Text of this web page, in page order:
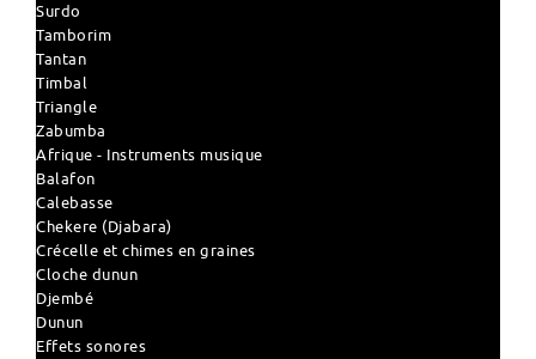
Surdo
Tamborim
Tantan
Timbal
Triangle
Zabumba
Afrique - Instruments musique
Balafon
Calebasse
Chekere (Djabara)
Crécelle et chimes en graines
Cloche dunun
Djembé
Dunun
Effets sonores